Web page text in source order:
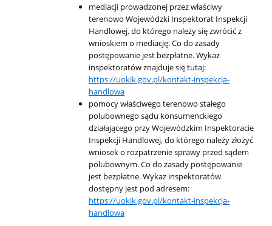
mediacji prowadzonej przez właściwy
terenowo Wojewódzki Inspektorat Inspekcji
Handlowej, do którego należy się zwrócić z
wnioskiem o mediację. Co do zasady
postępowanie jest bezpłatne. Wykaz
inspektoratów znajduje się tutaj:
https://uokik.gov.pl/kontakt-inspekcja-
handlowa
pomocy właściwego terenowo stałego
polubownego sądu konsumenckiego
działającego przy Wojewódzkim Inspektoracie
Inspekcji Handlowej, do którego należy złożyć
wniosek o rozpatrzenie sprawy przed sądem
polubownym. Co do zasady postępowanie
jest bezpłatne. Wykaz inspektoratów
dostępny jest pod adresem:
https://uokik.gov.pl/kontakt-inspekcja-
handlowa